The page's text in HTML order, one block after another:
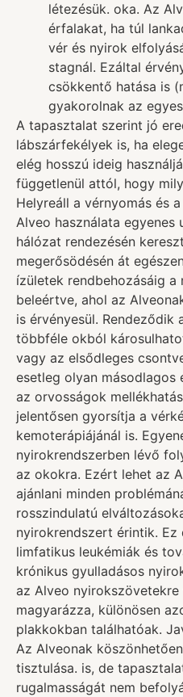
létezésük. oka. Az
érfalakat, ha túl
vér és nyirok
stagnál. Ezáltal
csökkentő hatása is
gyakorolnak az
A tapasztalat szerint jó
lábszárfekélyek is, ha
elég hosszú ideig
függetlenül attól, hogy
Helyreáll a vérnyomás és
Alveo használata
hálózat rendezésén
megerősödésén át
ízületek rendbehozásáig
beleértve, ahol az
is érvényesül. Rendeződik
többféle okból
vagy az elsődleges
esetleg olyan másodlagos
az orvosságok
jelentősen gyorsítja a
kemoterápiájánál is.
nyirokrendszerben lévő
az okokra. Ezért lehet az
ajánlani minden
rosszindulatú
nyirokrendszert érintik. Ez
limfatikus leukémiák és
krónikus gyulladásos
az Alveo
magyarázza, különösen
plakkokban találhatóak.
Az Alveonak
tisztulása. is, de
rugalmasságát nem